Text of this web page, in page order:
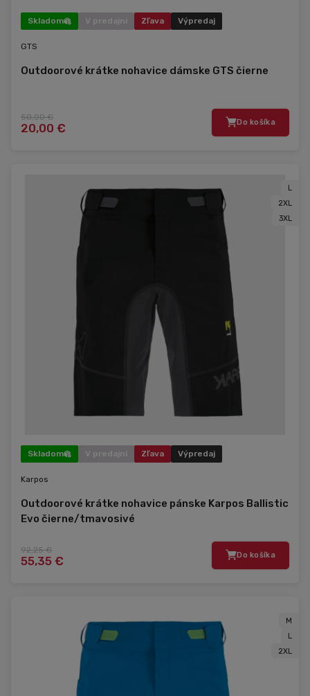
Skladom V predajni Zľava Výpredaj
GTS
Outdoorové krátke nohavice dámske GTS čierne
50,00 €
20,00 € Do košíka
L
2XL
3XL
Skladom V predajni Zľava Výpredaj
Karpos
Outdoorové krátke nohavice pánske Karpos Ballistic
Evo čierne/tmavosivé
92,25 €
55,35 € Do košíka
M
L
2XL